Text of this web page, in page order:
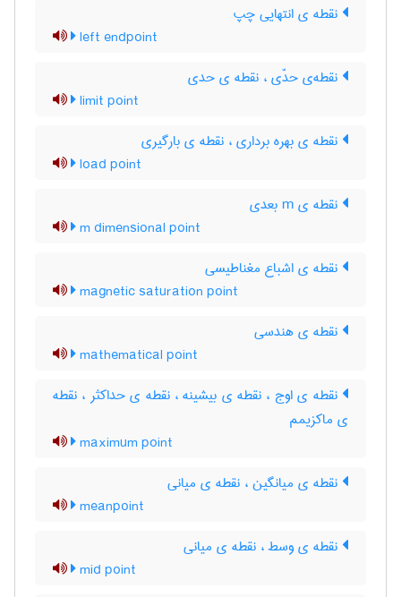
نقطه ی انتهایی چپ
left endpoint
نقطه‌ی حدّی ، نقطه ی حدی
limit point
نقطه ی بهره برداری ، نقطه ی بارگیری
load point
نقطه ی m بعدی
m dimensional point
نقطه ی اشباع مغناطیسی
magnetic saturation point
نقطه ی هندسی
mathematical point
نقطه ی اوج ، نقطه ی بیشینه ، نقطه ی حداکثر ، نقطه
ی ماکزیمم
maximum point
نقطه ی میانگین ، نقطه ی میانی
meanpoint
نقطه ی وسط ، نقطه ی میانی
mid point